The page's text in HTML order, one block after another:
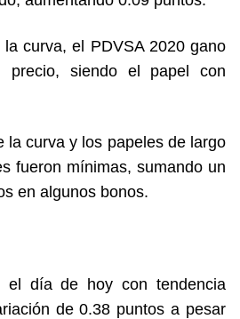
curva, el PDVSA 2020 gano
precio, siendo el papel con
la curva y los papeles de largo
fueron mínimas, sumando un
en algunos bonos.
el día de hoy con tendencia
de 0.38 puntos a pesar